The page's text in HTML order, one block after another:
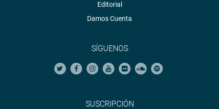
Editorial
Damos Cuenta
SÍGUENOS
SUSCRIPCIÓN